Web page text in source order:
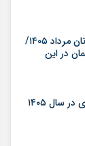
لیست قیمت خرید مسکن در اکباتان مرداد ۱۴۰۵/
در این
۱۴۰۵